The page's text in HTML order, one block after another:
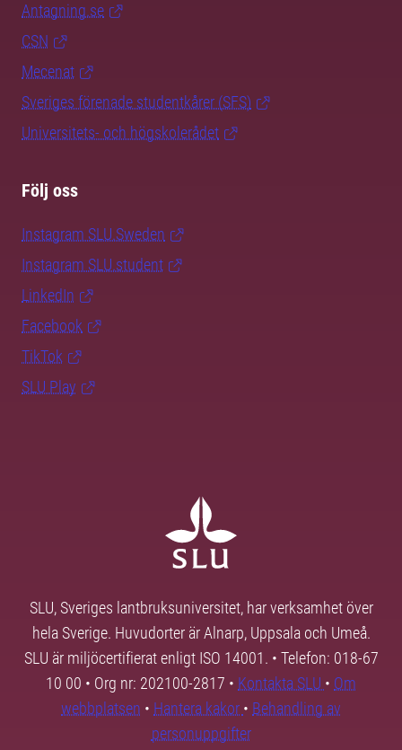
Antagning.se
CSN
Mecenat
Sveriges förenade studentkårer (SFS)
Universitets- och högskolerådet
Följ oss
Instagram SLU.Sweden
Instagram SLU.student
LinkedIn
Facebook
TikTok
SLU Play
SLU, Sveriges lantbruksuniversitet, har verksamhet över
hela Sverige. Huvudorter är Alnarp, Uppsala och Umeå.
SLU är miljöcertifierat enligt ISO 14001. • Telefon: 018-67
10 00 • Org nr: 202100-2817 • Kontakta SLU • Om
webbplatsen • Hantera kakor • Behandling av
personuppgifter